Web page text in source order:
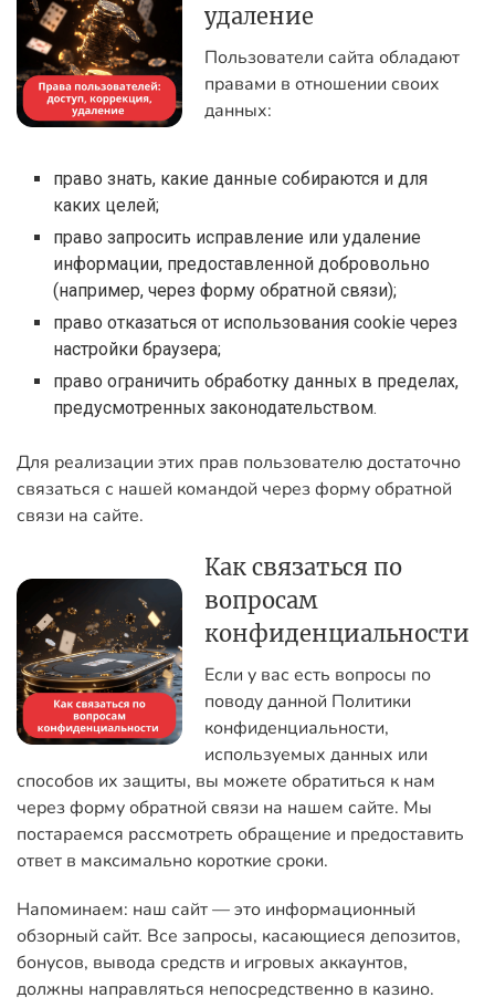
удаление
Пользователи сайта обладают
правами в отношении своих
данных:
право знать, какие данные собираются и для
каких целей;
право запросить исправление или удаление
информации, предоставленной добровольно
(например, через форму обратной связи);
право отказаться от использования cookie через
настройки браузера;
право ограничить обработку данных в пределах,
предусмотренных законодательством.
Для реализации этих прав пользователю достаточно
связаться с нашей командой через форму обратной
связи на сайте.
Как связаться по
вопросам
конфиденциальности
Если у вас есть вопросы по
поводу данной Политики
конфиденциальности,
используемых данных или
способов их защиты, вы можете обратиться к нам
через форму обратной связи на нашем сайте. Мы
постараемся рассмотреть обращение и предоставить
ответ в максимально короткие сроки.
Напоминаем: наш сайт — это информационный
обзорный сайт. Все запросы, касающиеся депозитов,
бонусов, вывода средств и игровых аккаунтов,
должны направляться непосредственно в казино.